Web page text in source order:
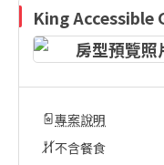
King Accessible
專案說明
不含餐食